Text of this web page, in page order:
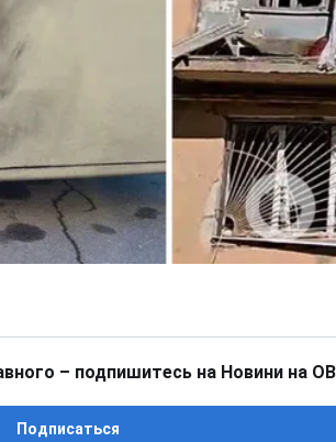
– подпишитесь на Новини на
Подписаться